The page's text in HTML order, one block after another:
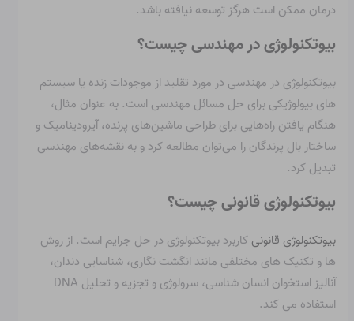
درمان ممکن است هرگز توسعه نیافته باشد.
بیوتکنولوژی در مهندسی چیست؟
بیوتکنولوژی در مهندسی در مورد تقلید از موجودات زنده یا سیستم
های بیولوژیکی برای حل مسائل مهندسی است. به عنوان مثال،
هنگام یافتن راه‌هایی برای طراحی ماشین‌های پرنده، آیرودینامیک و
ساختار بال پرندگان را می‌توان مطالعه کرد و به نقشه‌های مهندسی
تبدیل کرد.
بیوتکنولوژی قانونی چیست؟
بیوتکنولوژی قانونی کاربرد بیوتکنولوژی در حل جرایم است. از روش
ها و تکنیک های مختلفی مانند انگشت نگاری، شناسایی دندان،
آنالیز استخوان انسان شناسی، سرولوژی و تجزیه و تحلیل DNA
استفاده می کند.